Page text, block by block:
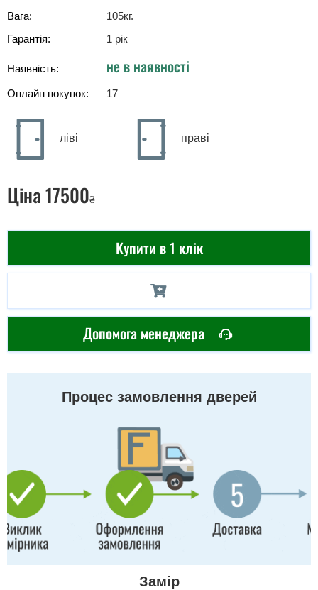
Вага:
105кг.
Гарантія:
1 рік
Наявність: не в наявності
Онлайн покупок: 17
ліві праві
Ціна17500₴
Купити в 1 клік
Допомога менеджера
Процес замовлення дверей
Замір